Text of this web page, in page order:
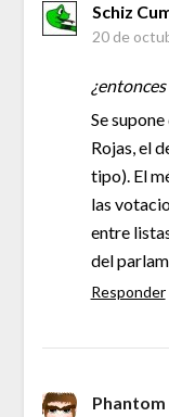
Schiz
20 de
Se
Rojas, el
tipo). El
las
entre
del
Responder
Phantom